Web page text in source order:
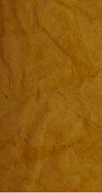
75
memoriam Gabi Cadariu